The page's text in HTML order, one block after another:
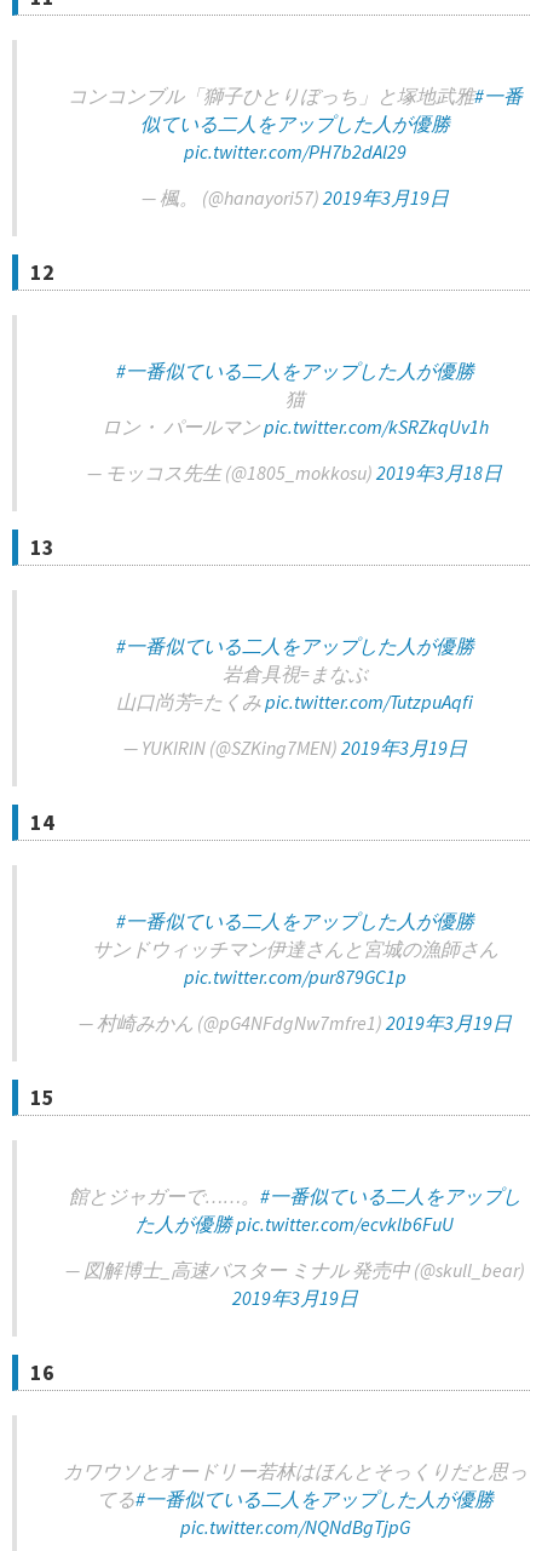
コンコンブル「獅子ひとりぼっち」と塚地武雅#一番
似ている二人をアップした人が優勝
pic.twitter.com/PH7b2dAl29
— 楓。 (@hanayori57) 2019年3月19日
12
#一番似ている二人をアップした人が優勝
猫
ロン・ パールマンpic.twitter.com/kSRZkqUv1h
— モッコス先生 (@1805_mokkosu) 2019年3月18日
13
#一番似ている二人をアップした人が優勝
岩倉具視=まなぶ
山口尚芳=たくみpic.twitter.com/TutzpuAqfi
— YUKIRIN (@SZKing7MEN) 2019年3月19日
14
#一番似ている二人をアップした人が優勝
サンドウィッチマン伊達さんと宮城の漁師さん
pic.twitter.com/pur879GC1p
— 村崎みかん (@pG4NFdgNw7mfre1) 2019年3月19日
15
館とジャガーで……。 #一番似ている二人をアップし
た人が優勝pic.twitter.com/ecvklb6FuU
— 図解博士_高速バスター ミナル 発売中 (@skull_bear)
2019年3月19日
16
カワウソとオードリー若林はほんとそっくりだと思っ
てる#一番似ている二人をアップした人が優勝
pic.twitter.com/NQNdBgTjpG